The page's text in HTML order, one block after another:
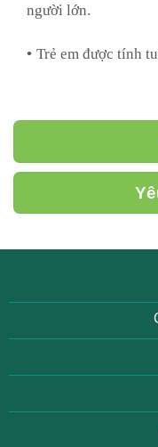
người lớn.
• Trẻ em được tính